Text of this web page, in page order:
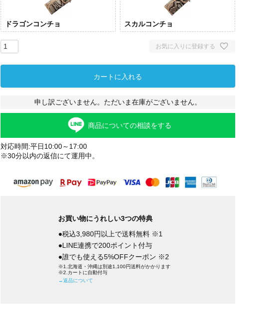
ドラゴンコンチョ スカルコンチョ
お気に入りに登録する
カートに入れる
申し訳ございません。ただいま在庫がございません。
商品についての相談をする
対応時間:平日10:00～17:00
※30分以内の返信にて運用中。
お買い物にうれしい3つの特典
●税込3,980円以上で送料無料 ※1
●LINE連携で200ポイント付与
●誰でも使える5%OFFクーポン ※2
※1.北海道・沖縄は別途1,100円送料がかかります
※2.カートに自動付与
→返品について